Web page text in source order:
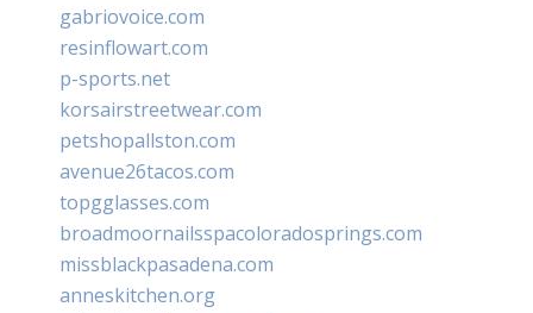
gabriovoice.com
resinflowart.com
p-sports.net
korsairstreetwear.com
petshopallston.com
avenue26tacos.com
topgglasses.com
broadmoornailsspacoloradosprings.com
missblackpasadena.com
anneskitchen.org